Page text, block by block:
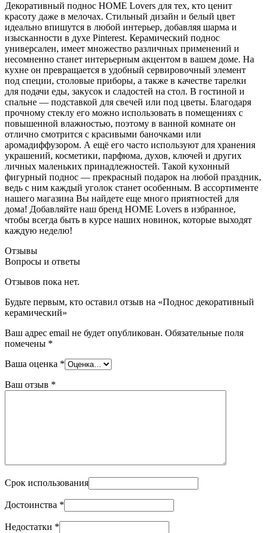
Декоративный поднос HOME Lovers для тех, кто ценит
красоту даже в мелочах. Стильный дизайн и белый цвет
идеально впишутся в любой интерьер, добавляя шарма и
изысканности в духе Pinterest. Керамический поднос
универсален, имеет множество различных применений и
несомненно станет интерьерным акцентом в вашем доме. На
кухне он превращается в удобный сервировочный элемент
под специи, столовые приборы, а также в качестве тарелки
для подачи еды, закусок и сладостей на стол. В гостиной и
спальне — подставкой для свечей или под цветы. Благодаря
прочному стеклу его можно использовать в помещениях с
повышенной влажностью, поэтому в ванной комнате он
отлично смотрится с красивыми баночками или
аромадиффузором. А ещё его часто используют для хранения
украшений, косметики, парфюма, духов, ключей и других
личных маленьких принадлежностей. Такой кухонный
фигурный поднос — прекрасный подарок на любой праздник,
ведь с ним каждый уголок станет особенным. В ассортименте
нашего магазина Вы найдете еще много приятностей для
дома! Добавляйте наш бренд HOME Lovers в избранное,
чтобы всегда быть в курсе наших новинок, которые выходят
каждую неделю!
Отзывы
Вопросы и ответы
Отзывов пока нет.
Будьте первым, кто оставил отзыв на «Поднос декоративный
керамический»
Ваш адрес email не будет опубликован. Обязательные поля
помечены *
Ваша оценка *
Ваш отзыв *
Срок использования
Достоинства *
Недостатки *